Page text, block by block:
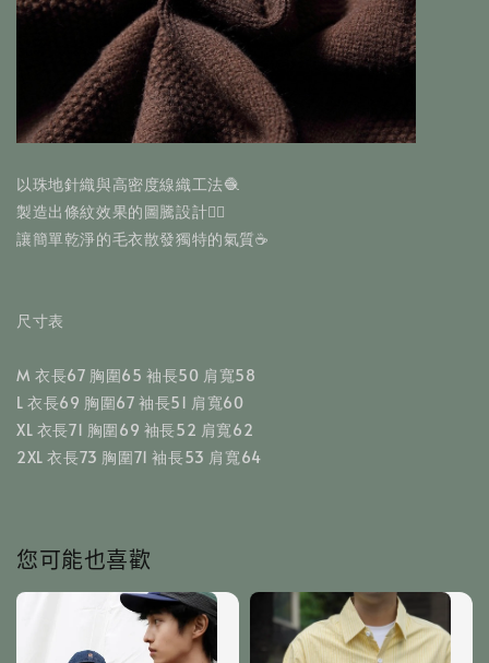
以珠地針織與高密度線織工法🧶
製造出條紋效果的圖騰設計✍🏻
讓簡單乾淨的毛衣散發獨特的氣質☕️
尺寸表
M 衣長67 胸圍65 袖長50 肩寬58
L 衣長69 胸圍67 袖長51 肩寬60
XL 衣長71 胸圍69 袖長52 肩寬62
2XL 衣長73 胸圍71 袖長53 肩寬64
您可能也喜歡